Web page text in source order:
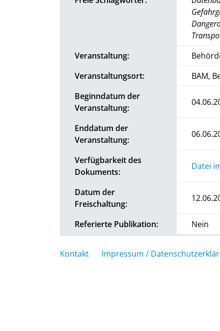
Veranstaltung:
Veranstaltungsort:
BAM,
Beginndatum der
Veranstaltung:
Enddatum der
Veranstaltung:
Verfügbarkeit des
Dokuments:
Datei
Datum der
Freischaltung:
Referierte Publikation: Nein
Kontakt Impressum /